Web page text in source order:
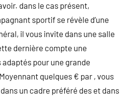
dans le cas présent,
sportif se révèle d’une
il vous invite dans une salle
dernière compte une
pour une grande
quelques € par , vous
un cadre préféré des et dans